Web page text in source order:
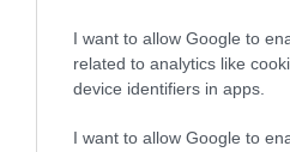
I want to allow Google to
related to analytics like
device identifiers in apps.
I want to allow Google to